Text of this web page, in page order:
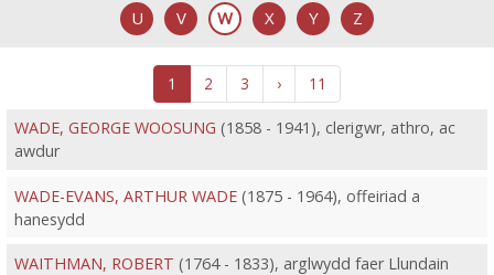
U
V W X Y Z
1 2 3 › 11
WADE, GEORGE WOOSUNG (1858 - 1941), clerigwr, athro, ac
awdur
WADE-EVANS, ARTHUR WADE(1875 - 1964), offeiriad a
hanesydd
WAITHMAN, ROBERT (1764 - 1833), arglwydd faer Llundain